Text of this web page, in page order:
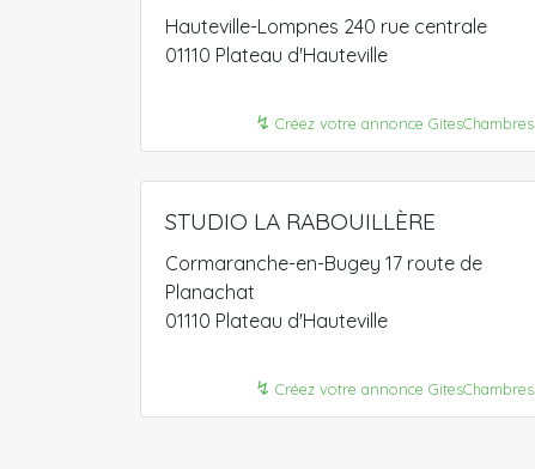
Hauteville-Lompnes 240 rue centrale
01110 Plateau d'Hauteville
↯ Créez votre annonce GitesChambres
STUDIO LA RABOUILLÈRE
Cormaranche-en-Bugey 17 route de
Planachat
01110 Plateau d'Hauteville
↯ Créez votre annonce GitesChambres